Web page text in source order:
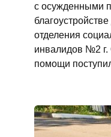
с осужденными
отделения
инвалидов №2 г.
помощи